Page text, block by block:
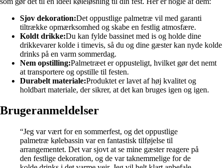
Sjov dekoration:Det oppustlige palmetræ vil med garanti
tiltrække opmærksomhed og skabe en festlig atmosfære.
Koldt drikke:Du kan fylde bassinet med is og holde dine
drikkevarer kolde i timevis, så du og dine gæster kan nyde kolde
drinks på en varm sommerdag.
Nem opstilling:Palmetræet er oppusteligt, hvilket gør det nemt
at transportere og opstille til festen.
Durabelt materiale:Produktet er lavet af høj kvalitet og
holdbart materiale, der sikrer, at det kan bruges igen og igen.
Brugeranmeldelser
“Jeg var vært for en sommerfest, og det oppustlige
palmetræ kølebassin var en fantastisk tilføjelse til
arrangementet. Det var sjovt at se mine gæster reagere på
den festlige dekoration, og de var taknemmelige for de